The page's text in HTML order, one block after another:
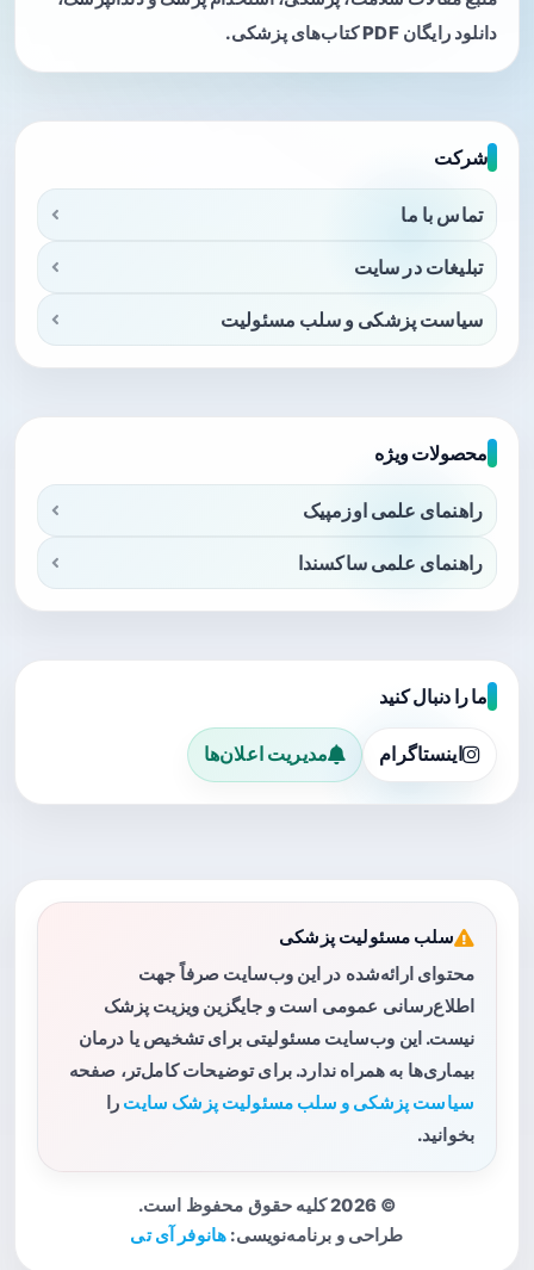
دانلود رایگان PDF کتاب‌های پزشکی.
شرکت
تماس با ما
تبلیغات در سایت
سیاست پزشکی و سلب مسئولیت
محصولات ویژه
راهنمای علمی اوزمپیک
راهنمای علمی ساکسندا
ما را دنبال کنید
اینستاگرام مدیریت اعلان‌ها
سلب مسئولیت پزشکی
محتوای ارائه‌شده در این وب‌سایت صرفاً جهت
اطلاع‌رسانی عمومی است و جایگزین ویزیت پزشک
نیست. این وب‌سایت مسئولیتی برای تشخیص یا درمان
بیماری‌ها به همراه ندارد. برای توضیحات کامل‌تر، صفحه
سیاست پزشکی و سلب مسئولیت پزشک سایت را
بخوانید.
© 2026 کلیه حقوق محفوظ است.
طراحی و برنامه‌نویسی: هانوفر آی تی